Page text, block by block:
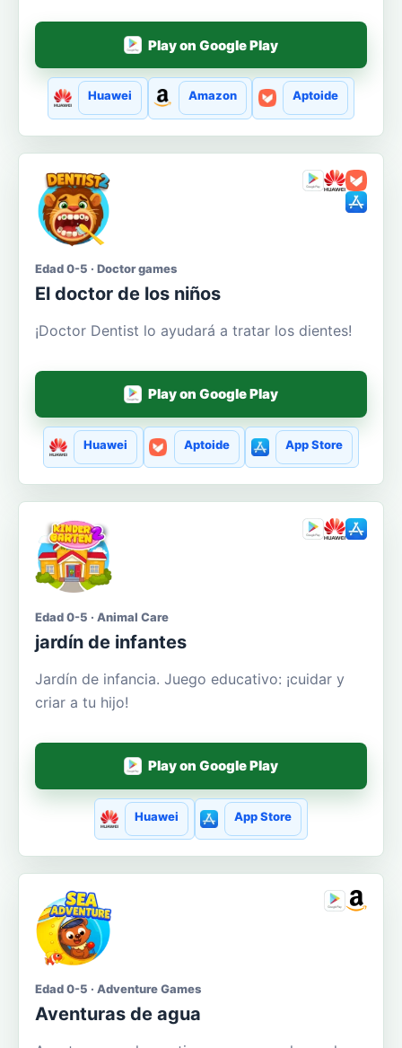
Play on Google Play
Huawei Amazon Aptoide
Edad 0-5 · Doctor games
El doctor de los niños
¡Doctor Dentist lo ayudará a tratar los dientes!
Play on Google Play
Huawei Aptoide App Store
Edad 0-5 · Animal Care
jardín de infantes
Jardín de infancia. Juego educativo: ¡cuidar y
criar a tu hijo!
Play on Google Play
Huawei App Store
Edad 0-5 · Adventure Games
Aventuras de agua